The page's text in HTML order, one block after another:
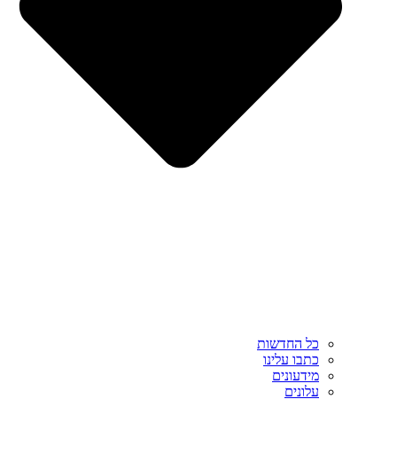
כל החדשות
כתבו עלינו
מידעונים
עלונים